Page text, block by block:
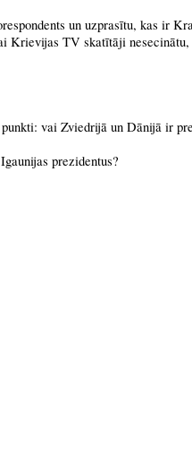
un uzprasītu, kas ir
Krievijas TV skatītāji
vai Zviedrijā un Dānijā ir
prezidentus?